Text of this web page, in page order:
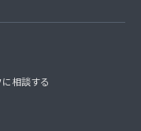
相談する